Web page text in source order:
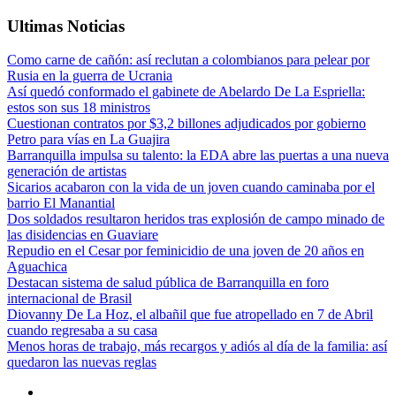
Ultimas Noticias
Como carne de cañón: así reclutan a colombianos para pelear por
Rusia en la guerra de Ucrania
Así quedó conformado el gabinete de Abelardo De La Espriella:
estos son sus 18 ministros
Cuestionan contratos por $3,2 billones adjudicados por gobierno
Petro para vías en La Guajira
Barranquilla impulsa su talento: la EDA abre las puertas a una nueva
generación de artistas
Sicarios acabaron con la vida de un joven cuando caminaba por el
barrio El Manantial
Dos soldados resultaron heridos tras explosión de campo minado de
las disidencias en Guaviare
Repudio en el Cesar por feminicidio de una joven de 20 años en
Aguachica
Destacan sistema de salud pública de Barranquilla en foro
internacional de Brasil
Diovanny De La Hoz, el albañil que fue atropellado en 7 de Abril
cuando regresaba a su casa
Menos horas de trabajo, más recargos y adiós al día de la familia: así
quedaron las nuevas reglas